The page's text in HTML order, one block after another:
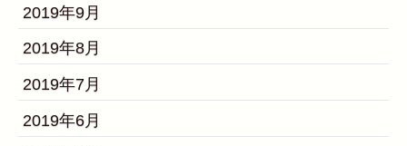
2019年9月
2019年8月
2019年7月
2019年6月